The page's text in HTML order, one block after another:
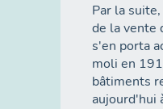
Par la
de la vente
s'en porta
moli en
bâtiments
aujourd'hui